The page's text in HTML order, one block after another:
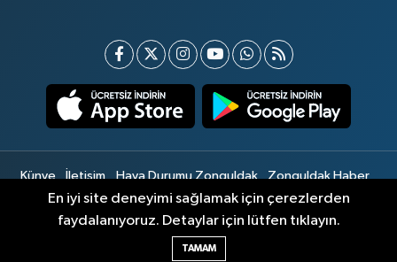
Künye İletişim Hava Durumu Zonguldak
Zonguldak Haber
Gizlilik Sözleşmesi
Hizmet Şartları Sitemap
Haber Yazılımı:
En iyi site deneyimi sağlamak için çerezlerden
faydalanıyoruz. Detaylar için lütfen tıklayın.
TAMAM